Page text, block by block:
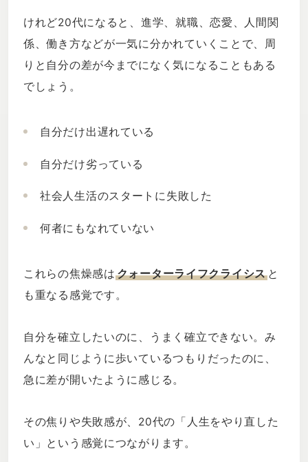
けれど20代になると、進学、就職、恋愛、人間関
係、働き方などが一気に分かれていくことで、周
りと自分の差が今までになく気になることもある
でしょう。
自分だけ出遅れている
自分だけ劣っている
社会人生活のスタートに失敗した
何者にもなれていない
これらの焦燥感はクォーターライフクライシスと
も重なる感覚です。
自分を確立したいのに、うまく確立できない。み
んなと同じように歩いているつもりだったのに、
急に差が開いたように感じる。
その焦りや失敗感が、20代の「人生をやり直した
い」という感覚につながります。